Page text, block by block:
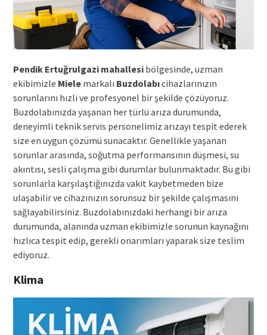
Pendik Ertuğrulgazi mahallesibölgesinde, uzman
ekibimizle Mielemarkalı Buzdolabıcihazlarınızın
sorunlarını hızlı ve profesyonel bir şekilde çözüyoruz.
Buzdolabınızda yaşanan her türlü arıza durumunda,
deneyimli teknik servis personelimiz arızayı tespit ederek
size en uygun çözümü sunacaktır. Genellikle yaşanan
sorunlar arasında, soğutma performansının düşmesi, su
akıntısı, sesli çalışma gibi durumlar bulunmaktadır. Bu gibi
sorunlarla karşılaştığınızda vakit kaybetmeden bize
ulaşabilir ve cihazınızın sorunsuz bir şekilde çalışmasını
sağlayabilirsiniz. Buzdolabınızdaki herhangi bir arıza
durumunda, alanında uzman ekibimizle sorunun kaynağını
hızlıca tespit edip, gerekli onarımları yaparak size teslim
ediyoruz.
Klima